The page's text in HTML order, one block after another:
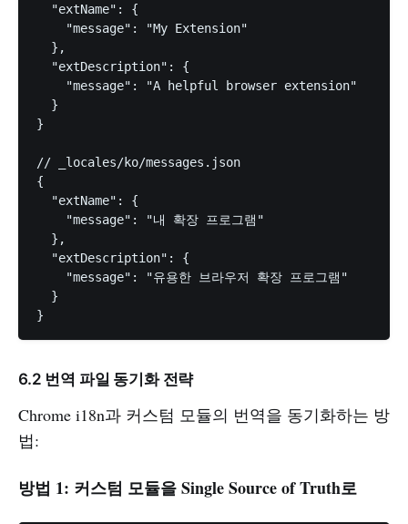
  "extName": {
    "message": "My Extension"
  },
  "extDescription": {
    "message": "A helpful browser extension"
  }
}
// _locales/ko/messages.json
{
  "extName": {
    "message": "내 확장 프로그램"
  },
  "extDescription": {
    "message": "유용한 브라우저 확장 프로그램"
  }
6.2 번역 파일 동기화 전략
Chrome i18n과 커스텀 모듈의 번역을 동기화하는 방
법:
방법 1: 커스텀 모듈을 Single Source of Truth로